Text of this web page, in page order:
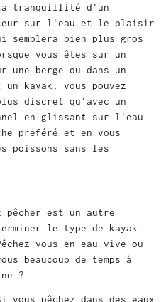
la tranquillité d'un
sur l'eau et le plaisir
semblera bien plus gros
vous êtes sur un
une berge ou dans un
kayak, vous pouvez
discret qu'avec un
en glissant sur l'eau
préféré et en vous
poissons sans les
pêcher est un autre
le type de kayak
vous en eau vive ou
beaucoup de temps à
?
pêchez dans des eaux